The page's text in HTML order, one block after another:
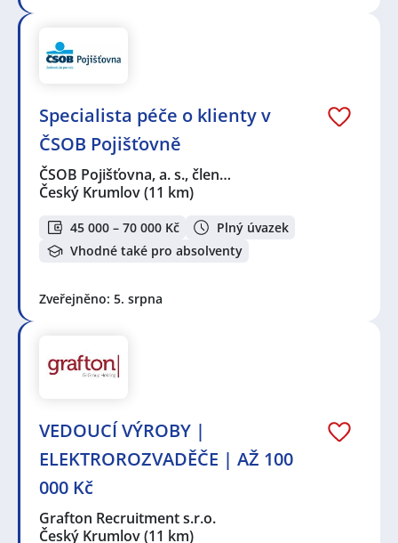
Specialista péče o klienty v
ČSOB Pojišťovně
ČSOB Pojišťovna, a. s., člen…
Český Krumlov(11 km)
45 000 – 70 000 Kč
Plný úvazek
Vhodné také pro absolventy
Zveřejněno: 5. srpna
VEDOUCÍ VÝROBY |
ELEKTROROZVADĚČE | AŽ 100
000 Kč
Grafton Recruitment s.r.o.
Český Krumlov(11 km)